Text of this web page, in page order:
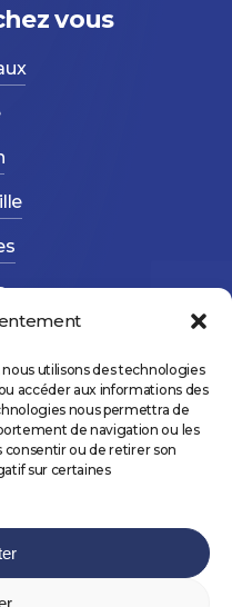
utilisons des technologies
accéder aux informations des
nous permettra de
de navigation ou les
consentir ou de retirer son
sur certaines
vous
avec 💛 par
Gus